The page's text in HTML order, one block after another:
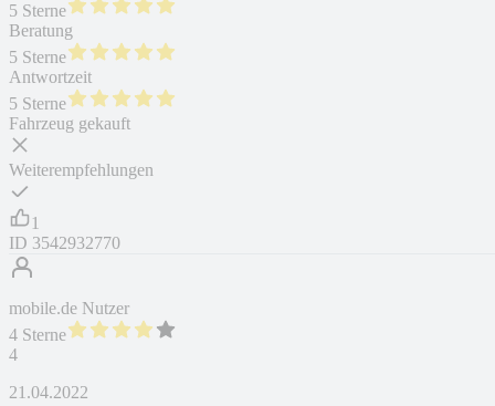
5 Sterne
Beratung
5 Sterne
Antwortzeit
5 Sterne
Fahrzeug gekauft
Weiterempfehlungen
1
ID 3542932770
mobile.de Nutzer
4 Sterne
4
21.04.2022